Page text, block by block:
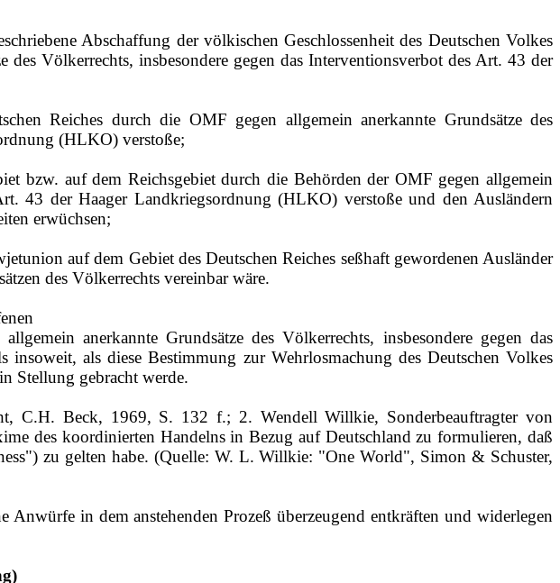
Abschaffung der völkischen Geschlossenheit des Deutschen Volkes
Völkerrechts, insbesondere gegen das Interventionsverbot des Art. 43 der
Reiches durch die OMF gegen allgemein anerkannte Grundsätze des
(HLKO) verstoße;
bzw. auf dem Reichsgebiet durch die Behörden der OMF gegen allgemein
43 der Haager Landkriegsordnung (HLKO) verstoße und den Ausländern
erwüchsen;
auf dem Gebiet des Deutschen Reiches seßhaft gewordenen Ausländer
des Völkerrechts vereinbar wäre.
anerkannte Grundsätze des Völkerrechts, insbesondere gegen das
als diese Bestimmung zur Wehrlosmachung des Deutschen Volkes
Stellung gebracht werde.
C.H. Beck, 1969, S. 132 f.; 2. Wendell Willkie, Sonderbeauftragter von
des koordinierten Handelns in Bezug auf Deutschland zu formulieren, daß
zu gelten habe. (Quelle: W. L. Willkie: "One World", Simon & Schuster,
in dem anstehenden Prozeß überzeugend entkräften und widerlegen